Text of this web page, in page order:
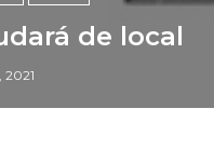
de local
2021